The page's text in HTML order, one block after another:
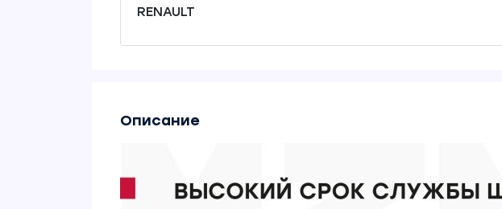
RENAULT
Описание